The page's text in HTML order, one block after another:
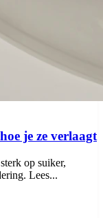
je ze verlaagt
op suiker,
Lees...